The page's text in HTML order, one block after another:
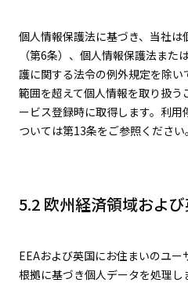
個人情報保護法に基づき、当社は
（第6条）、個人情報保護法ま
護に関する法令の例外規定を除
範囲を超えて個人情報を取り扱
ービス登録時に取得します。利
ついては第13条をご参照ください。
5.2 欧州経済領域およ
EEAおよび英国にお住まいのユ
根拠に基づき個人データを処理し